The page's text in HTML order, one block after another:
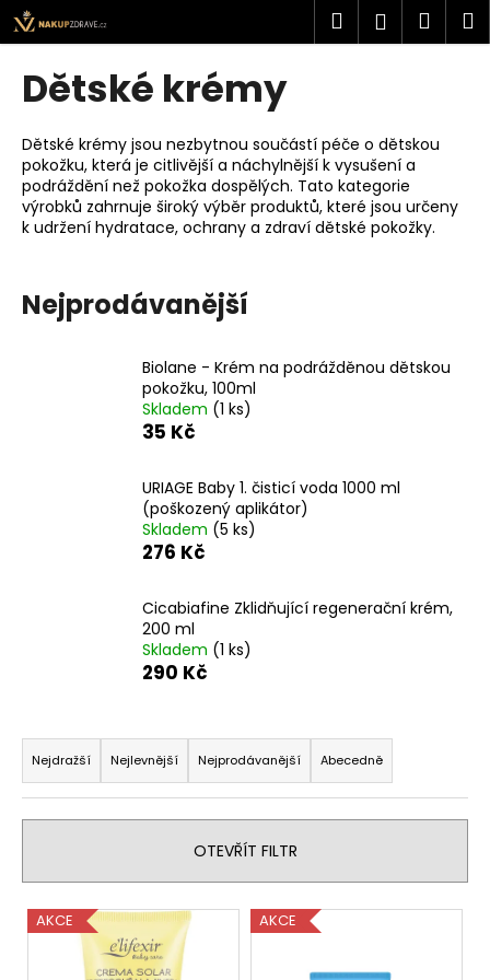
Přejít
na
obsah
Hledat
Dětské krémy
Dětské krémy jsou nezbytnou součástí péče o dětskou
pokožku, která je citlivější a náchylnější k vysušení a
podráždění než pokožka dospělých. Tato kategorie
výrobků zahrnuje široký výběr produktů, které jsou určeny
k udržení hydratace, ochrany a zdraví dětské pokožky.
Nejprodávanější
Biolane - Krém na podrážděnou dětskou
pokožku, 100ml
Skladem (1 ks)
35 Kč
URIAGE Baby 1. čisticí voda 1000 ml
(poškozený aplikátor)
Skladem (5 ks)
276 Kč
Cicabiafine Zklidňující regenerační krém,
200 ml
Skladem (1 ks)
290 Kč
Ř
a
z
e
í
p
r
Nejdražší Nejlevnější Nejprodávanější Abecedně
OTEVŘÍT FILTR
V
ý
AKCE AKCE
K
o
o
p
o
t
e
b
HLEDAT
p
o
r